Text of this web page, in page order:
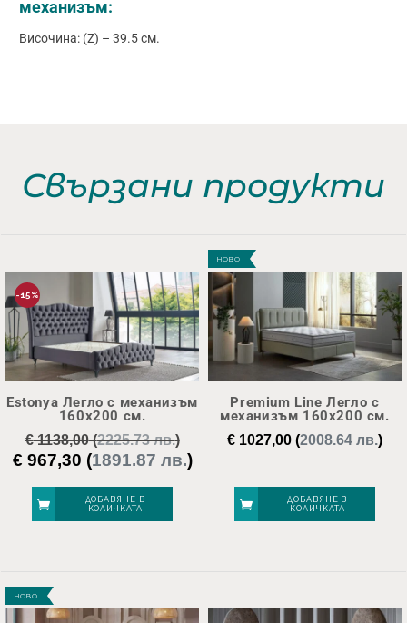
механизъм:
Височина: (Z) – 39.5 см.
Свързани продукти
-15%
Estonya Легло с механизъм
160х200 см.
€1138,00(2225.73 лв.)
Original
was:
€ 1138,00.
€ 967,30 (1891.87 лв.)Текущата
€ 967,30.
ДОБАВЯНЕ В
КОЛИЧКАТА
НОВО
Premium Line Легло с
механизъм 160х200 см.
€1027,00(2008.64 лв.)
ДОБАВЯНЕ В
КОЛИЧКАТА
НОВО